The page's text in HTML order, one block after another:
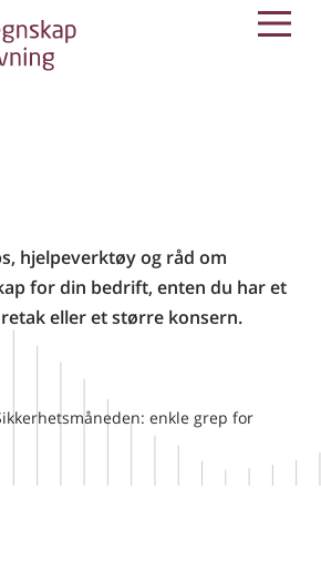
hjelpeverktøy og råd om
for din bedrift, enten du har et
eller et større konsern.
enkle grep for